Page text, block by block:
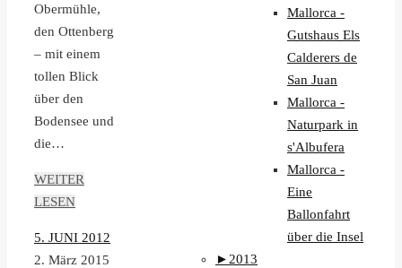
Obermühle,
den Ottenberg
– mit einem
tollen Blick
über den
Bodensee und
die…
WEITER
LESEN
5. JUNI 2012
2. März 2015
Mallorca -
Gutshaus Els
Calderers de
San Juan
Mallorca -
Naturpark in
s'Albufera
Mallorca -
Eine
Ballonfahrt
über die Insel
► 2013